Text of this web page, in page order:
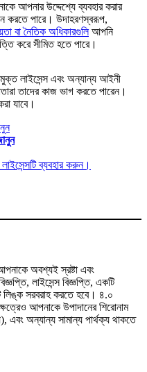
আপনার উদ্দেশ্যে ব্যবহার করার
করতে পারে। উদাহরণস্বরূপ,
বা নৈতিক অধিকারগুলিআপনি
করে সীমিত হতে পারে।
লাইসেন্স এবং অন্যান্য আইনী
তাদের কাজ ভাগ করতে পারেন।
যাবে।
ব্যবহার করুন।
অবশ্যই স্রষ্টা এবং
লাইসেন্স বিজ্ঞপ্তি, একটি
লিঙ্ক সরবরাহ করতে হবে। ৪.০
আপনাকে উপাদানের শিরোনাম
এবং অন্যান্য সামান্য পার্থক্য থাকতে